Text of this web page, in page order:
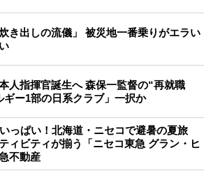
き出しの流儀」 被災地一番乗りがエラい
人指揮官誕生へ 森保一監督の“再就職
ギー1部の日系クラブ」一択か
っぱい！北海道・ニセコで避暑の夏旅
ィビティが揃う「ニセコ東急 グラン・ヒ
不動産